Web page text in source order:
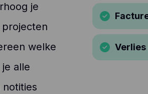
je
welke
alle